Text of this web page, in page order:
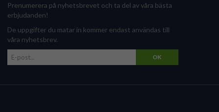
Prenumerera på nyhetsbrevet och ta del av våra bästa
erbjudanden!
De uppgifter du matar in kommer endast användas till
våra nyhetsbrev.
OK